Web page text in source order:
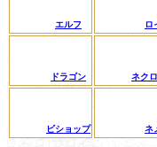
エルフ ロ
ドラゴン ネク
ビショップ ネ